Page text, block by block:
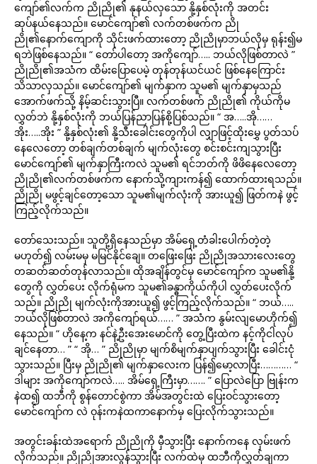
ကျော်၏လက်က ညိုညို၏ နုနယ်လှသော နို့နှစ်လုံးကို အတင်း
ဆုပ်နယ်နေသည်။ မောင်ကျော်၏ လက်တစ်ဖက်က ညို
ညို၏နောက်ကျောကို သိုင်းဖက်ထားတော့ ညိုညိုမှာဘယ်လိုမှ ရုန်း၍မ
ရဘဲဖြစ်နေသည်။ “ တော်ပါတော့ အကိုကျော်….. ဘယ်လိုဖြစ်တာလဲ ”
ညိုညို၏အသံက ထိမ်းပြောပေမဲ့ တုန်တုန်ယင်ယင် ဖြစ်နေကြောင်း
သိသာလှသည်။ မောင်ကျော်၏ မျက်နှာက သူမ၏ မျက်နှာမှသည်
အောက်ဖက်သို့ နိမ့်ဆင်းသွားပြီ။ လက်တစ်ဖက် ညိုညို၏ ကိုယ်ကိုမ
လွှတ်ဘဲ နို့နှစ်လုံးကို ဘယ်ပြန်ညာပြန်စို့ပြစ်သည်။ “ အ…..အို……
အိုး…..အိုး ” နို့နှစ်လုံး၏ နို့သီးခေါင်းတွေကိုပါ လျှာဖြင့်ထိုးမွှေ ပွတ်သပ်
နေလေတော့ တစ်ချက်တစ်ချက် မျက်လုံးတွေ စင်းစင်းကျသွားပြီး
မောင်ကျော်၏ မျက်နှာကြီးကလဲ သူမ၏ ရင်ဘတ်ကို ဖိဖိနေလေတော့
ညိုညို၏လက်တစ်ဖက်က နောက်သို့ကျားကန်၍ ထောက်ထားရသည်။
ညိုညို မဖွင့်ချင်တော့သော သူမ၏မျက်လုံးကို အားယူ၍ ဖြတ်ကနဲ ဖွင့်
ကြည့်လိုက်သည်။
တော်သေးသည်။ သူတို့ရှိနေသည်မှာ အိမ်ရှေ့တံခါးပေါက်တဲ့တဲ့
မဟုတ်၍ လမ်းမမှ မမြင်နိုင်ချေ။ တဖြေးဖြေး ညိုညိုအသားလေးတွေ
တဆတ်ဆတ်တုန်လာသည်။ ထိုအချိန်တွင်မှ မောင်ကျော်က သူမ၏နို့
တွေကို လွှတ်ပေး လိုက်ရုံမက သူမ၏ခန္ဓာကိုယ်ကိုပါ လွှတ်ပေးလိုက်
သည်။ ညိုညို မျက်လုံးကိုအားယူ၍ ဖွင့်ကြည့်လိုက်သည်။ “ ဘယ်…..
ဘယ်လိုဖြစ်တာလဲ အကိုကျော်ရယ်…… ” အသံက နွမ်းလျမောဟိုက်၍
နေသည်။ “ ဟိုနေ့က နင်နဲ့ဦးအေးမောင်ကို တွေ့ပြီးထဲက နင့်ကိုငါလုပ်
ချင်နေတာ… ” “ အို… ” ညိုညိုမှာ မျက်စိမျက်နှာပျက်သွားပြီး ခေါင်းငုံ
သွားသည်။ ပြီးမှ ညိုညို၏ မျက်နှာလေးက ပြန်၍မော့လာပြီး………… “
ဒါများ အကိုကျော်ကလဲ….. အိမ်ရှေ့ကြီးမှာ……. ” ပြောလဲပြော ဗြုန်းက
နဲထ၍ ထဘီကို စွန်တောင်စွဲကာ အိမ်အတွင်းထဲ ပြေးဝင်သွားတော့
မောင်ကျော်က လဲ ဝုန်းကနဲထကာနောက်မှ ပြေးလိုက်သွားသည်။
အတွင်းခန်းထဲအရောက် ညိုညိုကို မှီသွားပြီး နောက်ကနေ လှမ်းဖက်
လိုက်သည်။ ညိုညိုအားလွန်သွားပြီး လက်ထဲမှ ထဘီကိုလွှတ်ချကာ